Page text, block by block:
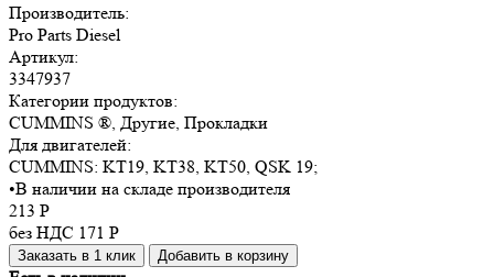
Производитель:
Pro Parts Diesel
Артикул:
3347937
Категории продуктов:
CUMMINS ®, Другие, Прокладки
Для двигателей:
CUMMINS: KT19, KT38, KT50, QSK 19;
•В наличии на складе производителя
213 Р
без НДС 171 Р
Заказать в 1 клик Добавить в корзину